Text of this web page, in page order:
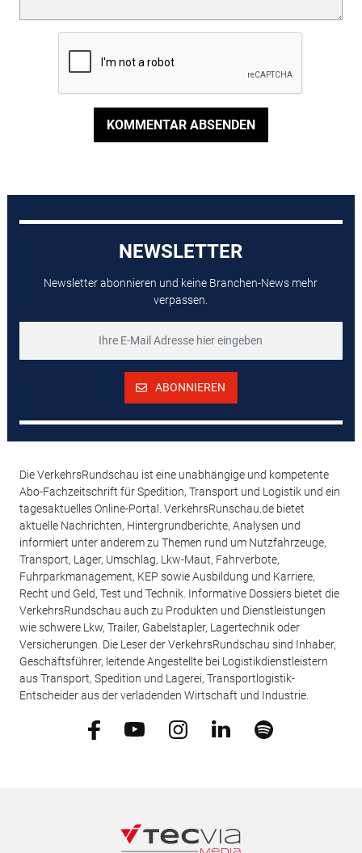
KOMMENTAR ABSENDEN
NEWSLETTER
Newsletter abonnieren und keine Branchen-News mehr
verpassen.
ABONNIEREN
Die VerkehrsRundschau ist eine unabhängige und kompetente
Abo-Fachzeitschrift für Spedition, Transport und Logistik und ein
tagesaktuelles Online-Portal. VerkehrsRunschau.de bietet
aktuelle Nachrichten, Hintergrundberichte, Analysen und
informiert unter anderem zu Themen rund um Nutzfahrzeuge,
Transport, Lager, Umschlag, Lkw-Maut, Fahrverbote,
Fuhrparkmanagement, KEP sowie Ausbildung und Karriere,
Recht und Geld, Test und Technik. Informative Dossiers bietet die
VerkehrsRundschau auch zu Produkten und Dienstleistungen
wie schwere Lkw, Trailer, Gabelstapler, Lagertechnik oder
Versicherungen. Die Leser der VerkehrsRundschau sind Inhaber,
Geschäftsführer, leitende Angestellte bei Logistikdienstleistern
aus Transport, Spedition und Lagerei, Transportlogistik-
Entscheider aus der verladenden Wirtschaft und Industrie.